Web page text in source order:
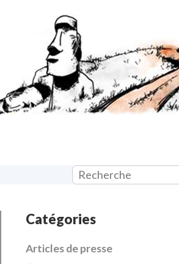
Rechercher
Catégories
Articles de presse